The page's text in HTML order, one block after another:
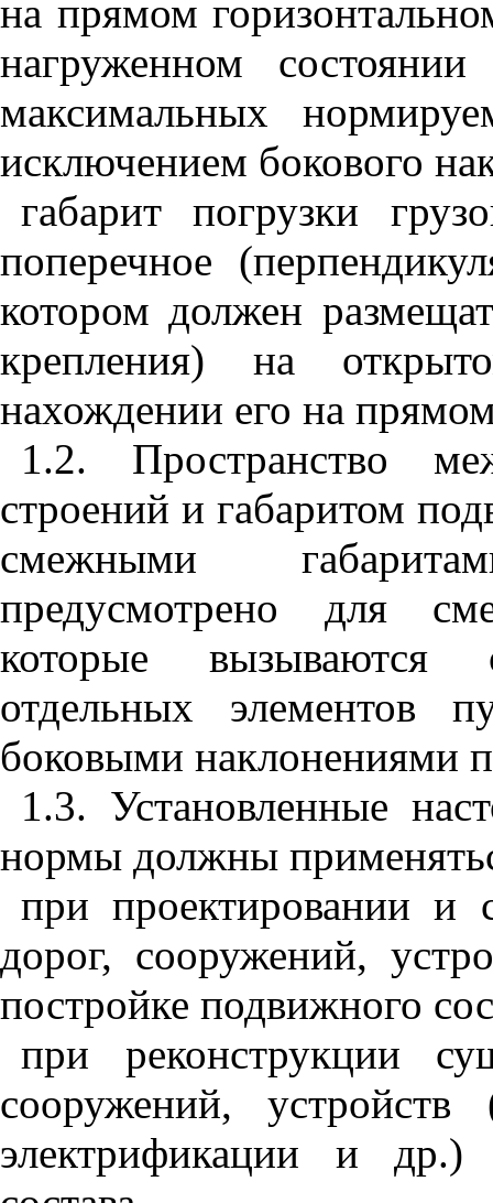
на прямом
нагруженном
максимальных
исключением бокового
габарит погрузки
поперечное
котором должен
крепления) на
нахождении его на
1.2. Пространство
строений и габаритом
смежными
предусмотрено для
которые вызываются
отдельных элементов
боковыми наклонениями
1.3. Установленные
нормы должны
при проектировании и
дорог, сооружений,
постройке подвижного
при реконструкции
сооружений, устройств
электрификации и